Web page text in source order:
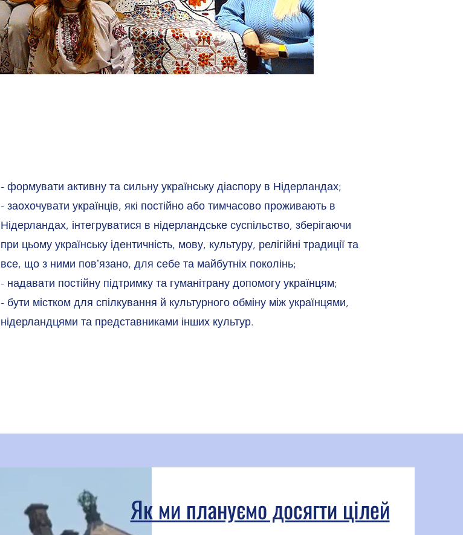
- формувати активну та сильну українську діаспору в Нідерландах;
- заохочувати українців, які постійно або тимчасово проживають в
Нідерландах, інтегруватися в нідерландське суспільство, зберігаючи
при цьому українську ідентичність, мову, культуру, релігійні традиції та
все, що з ними повʼязано, для себе та майбутніх поколінь;
- надавати постійну підтримку та гуманітрану допомогу українцям;
- бути містком для спілкування й культурного обміну між українцями,
нідерландцями та представниками інших культур.
Як ми плануємо досягти цілей